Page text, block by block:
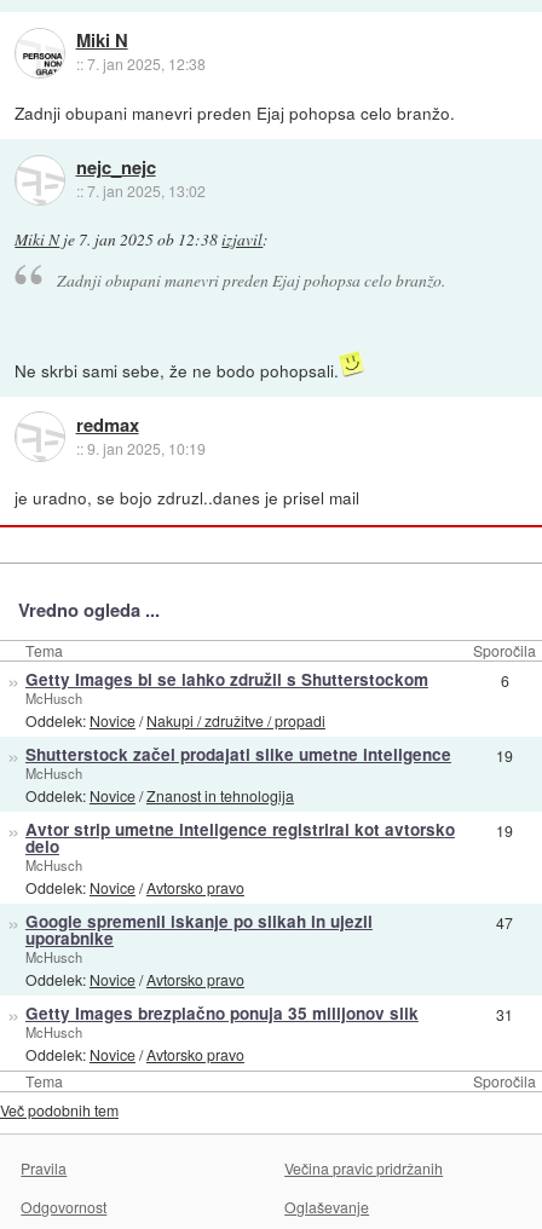
Miki N
::7. jan 2025, 12:38
Zadnji obupani manevri preden Ejaj pohopsa celo branžo.
nejc_nejc
::7. jan 2025, 13:02
Miki Nje 7. jan 2025 ob 12:38izjavil:
Zadnji obupani manevri preden Ejaj pohopsa celo branžo.
Ne skrbi sami sebe, že ne bodo pohopsali.
redmax
::9. jan 2025, 10:19
je uradno, se bojo zdruzl..danes je prisel mail
Vredno ogleda ...
Tema Sporočila
Tema Sporočila
» Getty Images bi se lahko združil s Shutterstockom
McHusch
Oddelek: Novice/Nakupi / združitve / propadi
6
» Shutterstock začel prodajati slike umetne inteligence
McHusch
Oddelek: Novice/Znanost in tehnologija
19
» Avtor strip umetne inteligence registriral kot avtorsko
delo
McHusch
Oddelek: Novice/Avtorsko pravo
19
» Google spremenil iskanje po slikah in ujezil
uporabnike
McHusch
Oddelek: Novice/Avtorsko pravo
47
» Getty Images brezplačno ponuja 35 milijonov slik
McHusch
Oddelek: Novice/Avtorsko pravo
31
Več podobnih tem
Pravila
Večina pravic pridržanih
Odgovornost
Oglaševanje